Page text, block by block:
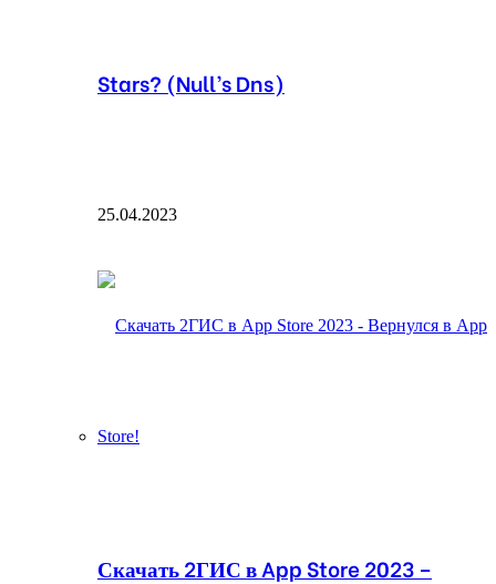
Stars? (Null’s Dns)
25.04.2023
Скачать 2ГИС в App Store 2023 –